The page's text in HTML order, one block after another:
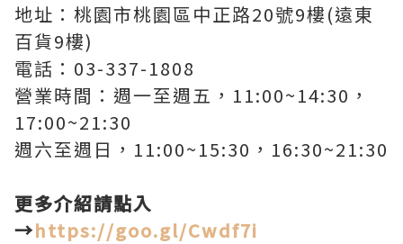
地址：桃園市桃園區中正路20號9樓(遠東
百貨9樓)
電話：03-337-1808
營業時間：週一至週五，11:00~14:30，
17:00~21:30
週六至週日，11:00~15:30，16:30~21:30
更多介紹請點入
→https://goo.gl/Cwdf7i